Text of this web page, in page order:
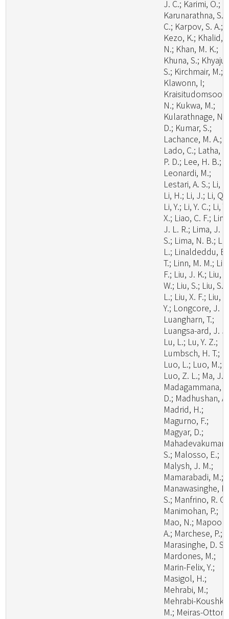
J. C.; Karimi, O.;
Karunarathna, S.
C.; Karpov, S. A.;
Kezo, K.; Khalid,
N.; Khan, M. K.;
Khuna, S.; Khyaju,
S.; Kirchmair, M.;
Klawonn, I;
Kraisitudomsook,
N.; Kukwa, M.;
Kularathnage, N.
D.; Kumar, S.;
Lachance, M. A.;
Lado, C.; Latha,
P. D.; Lee, H. B.;
Leonardi, M.;
Lestari, A. S.; Li,
Li, H.; Li, J.; Li, Q.;
Li, Y.; Li, Y. C.; Li, Y.
X.; Liao, C. F.;
J. L. R.; Lima, J.
S.; Lima, N. B.;
L.; Linaldeddu, B.
T.; Linn, M. M.; Liu,
F.; Liu, J. K.; Liu,
W.; Liu, S.; Liu, S.
L.; Liu, X. F.; Liu,
Y.; Longcore, J.
Luangharn, T.;
Luangsa-ard, J.
Lu, L.; Lu, Y. Z.;
Lumbsch, H. T.;
Luo, L.; Luo, M.;
Luo, Z. L.; Ma, J.;
Madagammana,
D.; Madhushan,
Madrid, H.;
Magurno, F.;
Magyar, D.;
Mahadevakumar,
S.; Malosso, E.;
Malysh, J. M.;
Mamarabadi, M.;
Manawasinghe, I.
S.; Manfrino, R.
Manimohan, P.;
Mao, N.; Mapook,
A.; Marchese, P.;
Marasinghe, D. S.;
Mardones, M.;
Marin-Felix, Y.;
Masigol, H.;
Mehrabi, M.;
Mehrabi-Koushki,
M.; Meiras-Ottoni,